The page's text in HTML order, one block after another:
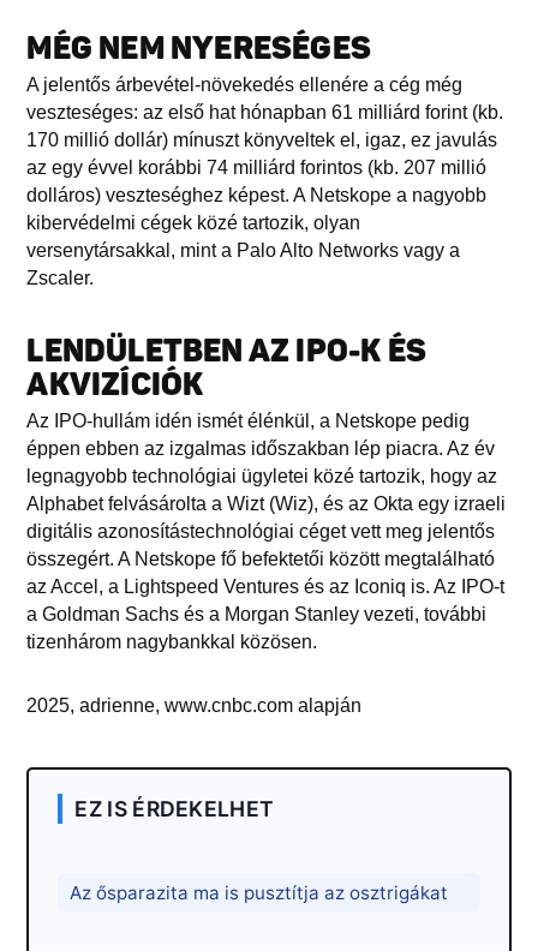
MÉG NEM NYERESÉGES
A jelentős árbevétel-növekedés ellenére a cég még
veszteséges: az első hat hónapban 61 milliárd forint (kb.
170 millió dollár) mínuszt könyveltek el, igaz, ez javulás
az egy évvel korábbi 74 milliárd forintos (kb. 207 millió
dolláros) veszteséghez képest. A Netskope a nagyobb
kibervédelmi cégek közé tartozik, olyan
versenytársakkal, mint a Palo Alto Networks vagy a
Zscaler.
LENDÜLETBEN AZ IPO-K ÉS
AKVIZÍCIÓK
Az IPO-hullám idén ismét élénkül, a Netskope pedig
éppen ebben az izgalmas időszakban lép piacra. Az év
legnagyobb technológiai ügyletei közé tartozik, hogy az
Alphabet felvásárolta a Wizt (Wiz), és az Okta egy izraeli
digitális azonosítástechnológiai céget vett meg jelentős
összegért. A Netskope fő befektetői között megtalálható
az Accel, a Lightspeed Ventures és az Iconiq is. Az IPO-t
a Goldman Sachs és a Morgan Stanley vezeti, további
tizenhárom nagybankkal közösen.
2025, adrienne, www.cnbc.com alapján
EZ IS ÉRDEKELHET
Az ősparazita ma is pusztítja az osztrigákat